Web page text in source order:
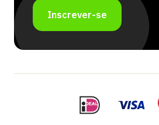
Inscrever-se